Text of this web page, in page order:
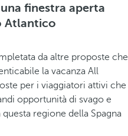
finestra aperta
Atlantico
da altre proposte che
la vacanza All
per i viaggiatori attivi che
opportunità di svago e
regione della Spagna